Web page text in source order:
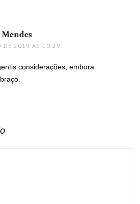
DE 2019 ÀS 10:29
considerações, embora